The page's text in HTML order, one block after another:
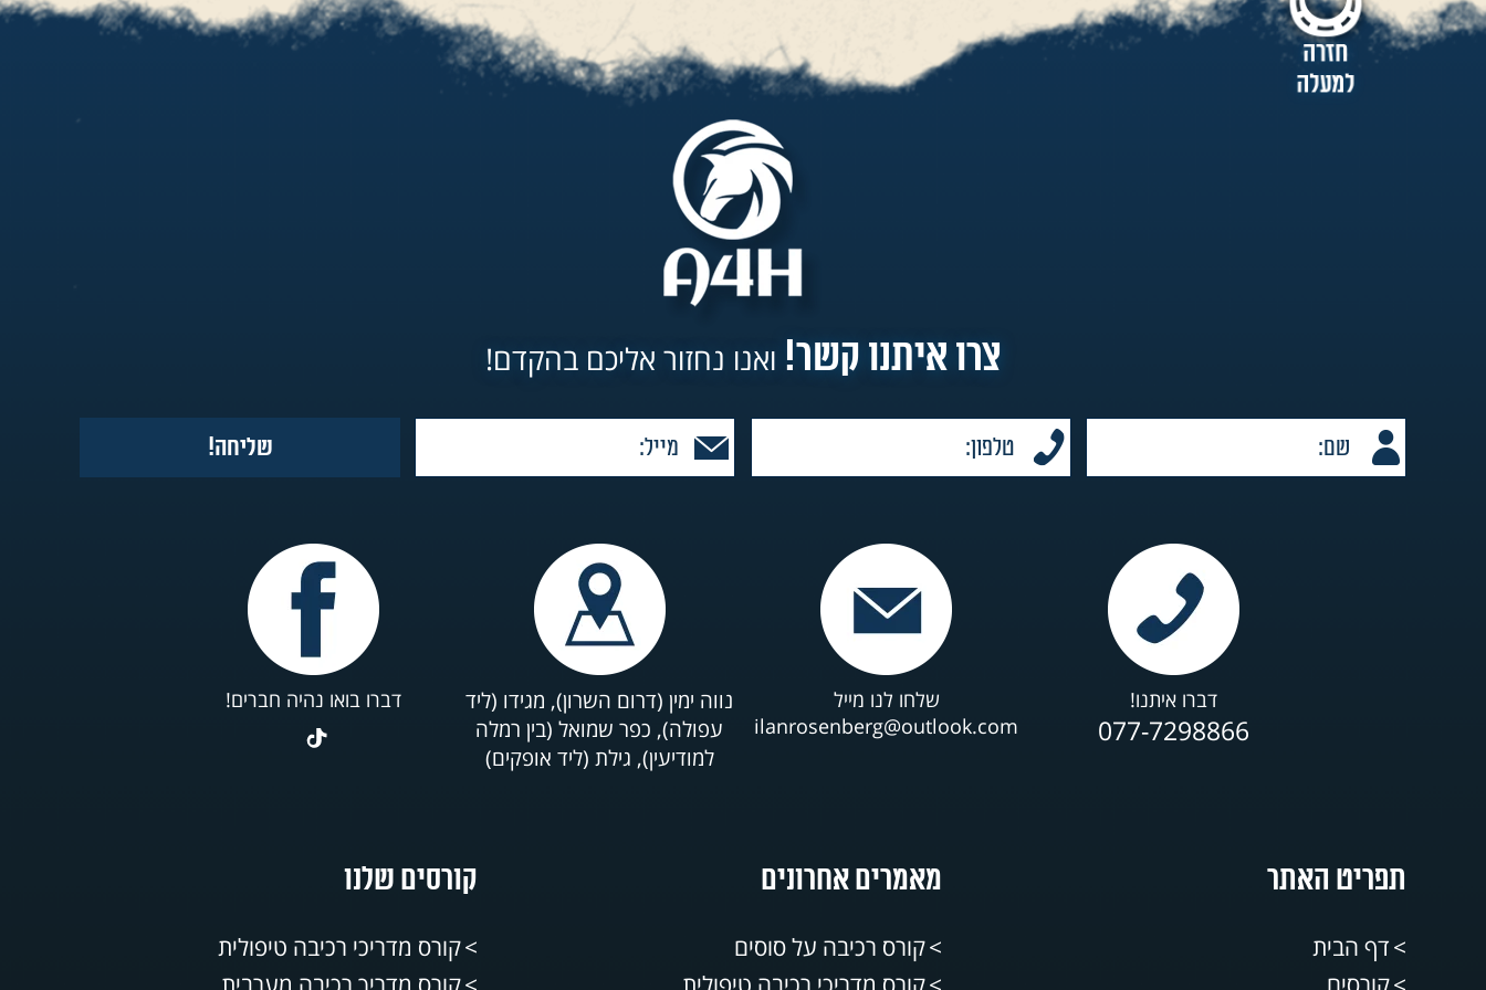
בתחום, והקורסים פועלים ב-4 מתחמי הדרכה: נווה ימין, מגידו, כפר
שמואל וגלית.
להוראת רכיבה ספורטיבית בחוות מסחריות וגם לעבודה טיפולית
מסובסדת על ידי קופות החולים. ב-All4Horses שני הקורסים נלמדים
תחת אותה קורת גג ועם אותו צוות, מה שמייצר רצף הכשרה הגיוני
צרו איתנו קשר! ואנו נחזור אליכם בהקדם!
דברו איתנו!
077-7298866
שלחו לנו מייל
ilanrosenberg@outlook.com
נווה ימין (דרום השרון), מגידו (ליד
עפולה), כפר שמואל (בין רמלה
למודיעין), גילת (ליד אופקים)
דברו בואו נהיה חברים!
תפריט האתר
דף הבית
מאמרים אחרונים
קורס רכיבה על סוסים
קורסים שלנו
קורס מדריכי רכיבה טיפולית